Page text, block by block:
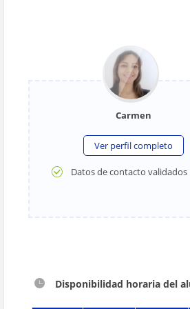
Carmen
Ver perfil completo
Datos de contacto validados
Disponibilidad horaria del